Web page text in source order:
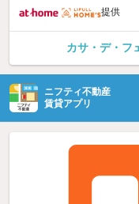
提供
カサ・デ・フ
ニフティ不動産
賃貸アプリ